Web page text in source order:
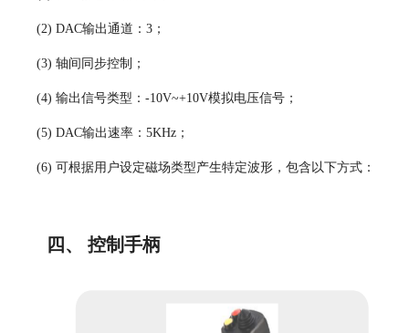
(2)DAC输出通道：3 ；
(3)轴间同步控制；
(4)输出信号类型：-10V~+10V模拟电压信号；
(5)DAC输出速率：5KHz；
(6)可根据用户设定磁场类型产生特定波形，包含以下方式：
四、 控制手柄